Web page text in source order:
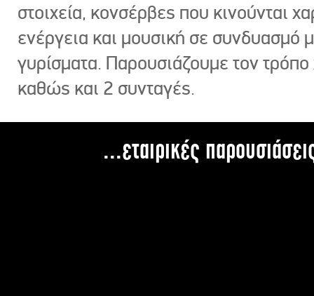
στοιχεία, κονσέρβες που κινούνται
ενέργεια και μουσική σε συνδυασμό
γυρίσματα. Παρουσιάζουμε τον
καθώς και 2 συνταγές.
...εταιρικές